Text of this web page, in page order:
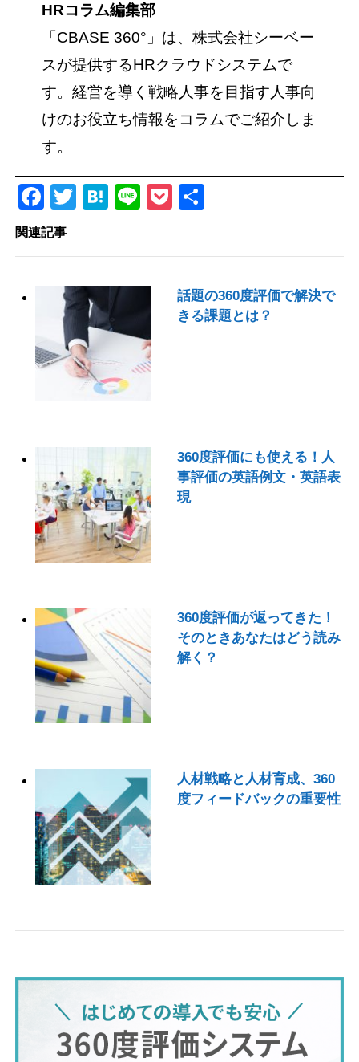
HRコラム編集部
「CBASE 360°」は、株式会社シーベー
スが提供するHRクラウドシステムで
す。経営を導く戦略人事を目指す人事向
けのお役立ち情報をコラムでご紹介しま
す。
Facebook
Twitter
Hatena
LinePocket
関連記事
話題の360度評価で解決で
きる課題とは？
360度評価にも使える！人
事評価の英語例文・英語表
現
360度評価が返ってきた！
そのときあなたはどう読み
解く？
人材戦略と人材育成、360
度フィードバックの重要性